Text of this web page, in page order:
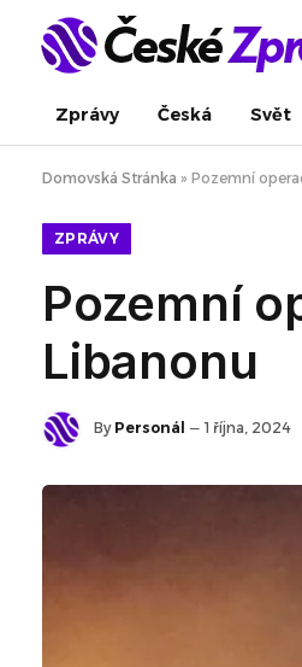
Zprávy Česká Svět
Domovská Stránka » Pozemní
ZPRÁVY
Pozemní
Libanonu
By Personál 1 října, 2024